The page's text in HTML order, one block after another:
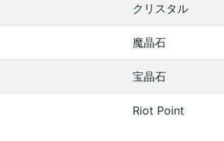
クリスタル
魔晶石
宝晶石
Riot Point